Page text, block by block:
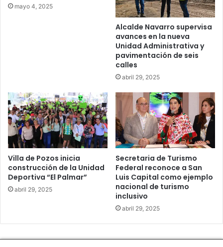
mayo 4, 2025
Alcalde Navarro supervisa
avances en la nueva
Unidad Administrativa y
pavimentación de seis
calles
abril 29, 2025
Villa de Pozos inicia
construcción de la Unidad
Deportiva “El Palmar”
abril 29, 2025
Secretaria de Turismo
Federal reconoce a San
Luis Capital como ejemplo
nacional de turismo
inclusivo
abril 29, 2025